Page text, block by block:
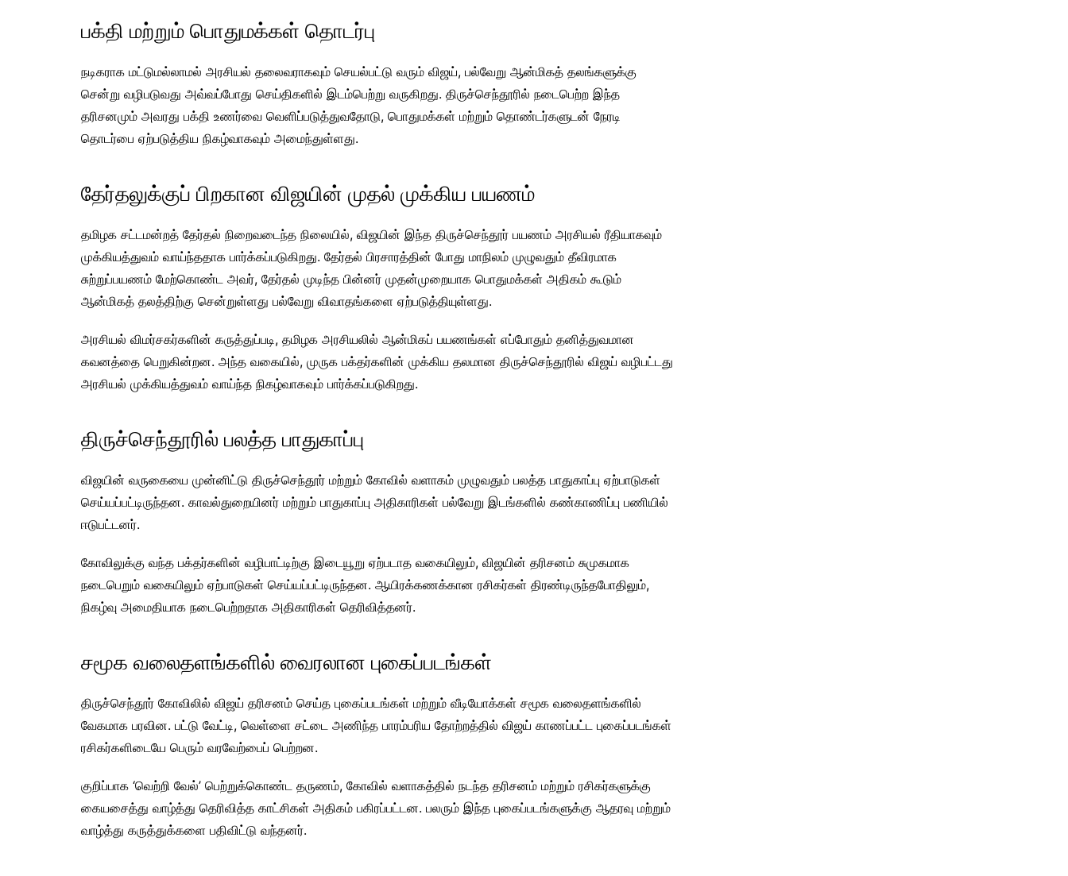
பக்தி மற்றும் பொதுமக்கள் தொடர்பு
நடிகராக மட்டுமல்லாமல் அரசியல் தலைவராகவும் செயல்பட்டு வரும் விஜய், பல்வேறு ஆன்மிகத் தலங்களுக்கு
சென்று வழிபடுவது அவ்வப்போது செய்திகளில் இடம்பெற்று வருகிறது. திருச்செந்தூரில் நடைபெற்ற இந்த
தரிசனமும் அவரது பக்தி உணர்வை வெளிப்படுத்துவதோடு, பொதுமக்கள் மற்றும் தொண்டர்களுடன் நேரடி
தொடர்பை ஏற்படுத்திய நிகழ்வாகவும் அமைந்துள்ளது.
தேர்தலுக்குப் பிறகான விஜயின் முதல் முக்கிய பயணம்
தமிழக சட்டமன்றத் தேர்தல் நிறைவடைந்த நிலையில், விஜயின் இந்த திருச்செந்தூர் பயணம் அரசியல் ரீதியாகவும்
முக்கியத்துவம் வாய்ந்ததாக பார்க்கப்படுகிறது. தேர்தல் பிரசாரத்தின் போது மாநிலம் முழுவதும் தீவிரமாக
சுற்றுப்பயணம் மேற்கொண்ட அவர், தேர்தல் முடிந்த பின்னர் முதன்முறையாக பொதுமக்கள் அதிகம் கூடும்
ஆன்மிகத் தலத்திற்கு சென்றுள்ளது பல்வேறு விவாதங்களை ஏற்படுத்தியுள்ளது.
அரசியல் விமர்சகர்களின் கருத்துப்படி, தமிழக அரசியலில் ஆன்மிகப் பயணங்கள் எப்போதும் தனித்துவமான
கவனத்தை பெறுகின்றன. அந்த வகையில், முருக பக்தர்களின் முக்கிய தலமான திருச்செந்தூரில் விஜய் வழிபட்டது
அரசியல் முக்கியத்துவம் வாய்ந்த நிகழ்வாகவும் பார்க்கப்படுகிறது.
திருச்செந்தூரில் பலத்த பாதுகாப்பு
விஜயின் வருகையை முன்னிட்டு திருச்செந்தூர் மற்றும் கோவில் வளாகம் முழுவதும் பலத்த பாதுகாப்பு ஏற்பாடுகள்
செய்யப்பட்டிருந்தன. காவல்துறையினர் மற்றும் பாதுகாப்பு அதிகாரிகள் பல்வேறு இடங்களில் கண்காணிப்பு பணியில்
ஈடுபட்டனர்.
கோவிலுக்கு வந்த பக்தர்களின் வழிபாட்டிற்கு இடையூறு ஏற்படாத வகையிலும், விஜயின் தரிசனம் சுமுகமாக
நடைபெறும் வகையிலும் ஏற்பாடுகள் செய்யப்பட்டிருந்தன. ஆயிரக்கணக்கான ரசிகர்கள் திரண்டிருந்தபோதிலும்,
நிகழ்வு அமைதியாக நடைபெற்றதாக அதிகாரிகள் தெரிவித்தனர்.
சமூக வலைதளங்களில் வைரலான புகைப்படங்கள்
திருச்செந்தூர் கோவிலில் விஜய் தரிசனம் செய்த புகைப்படங்கள் மற்றும் வீடியோக்கள் சமூக வலைதளங்களில்
வேகமாக பரவின. பட்டு வேட்டி, வெள்ளை சட்டை அணிந்த பாரம்பரிய தோற்றத்தில் விஜய் காணப்பட்ட புகைப்படங்கள்
ரசிகர்களிடையே பெரும் வரவேற்பைப் பெற்றன.
குறிப்பாக ‘வெற்றி வேல்’ பெற்றுக்கொண்ட தருணம், கோவில் வளாகத்தில் நடந்த தரிசனம் மற்றும் ரசிகர்களுக்கு
கையசைத்து வாழ்த்து தெரிவித்த காட்சிகள் அதிகம் பகிரப்பட்டன. பலரும் இந்த புகைப்படங்களுக்கு ஆதரவு மற்றும்
வாழ்த்து கருத்துக்களை பதிவிட்டு வந்தனர்.